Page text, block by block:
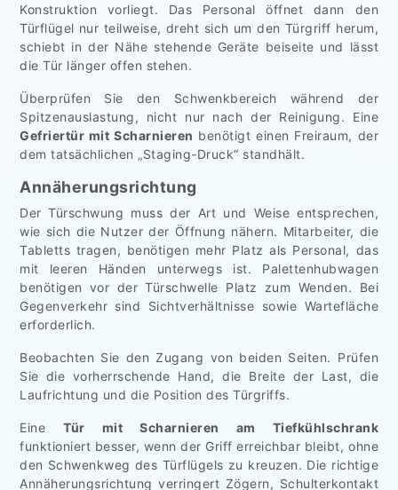
Konstruktion vorliegt. Das Personal öffnet dann den
Türflügel nur teilweise, dreht sich um den Türgriff herum,
schiebt in der Nähe stehende Geräte beiseite und lässt
die Tür länger offen stehen.
Überprüfen Sie den Schwenkbereich während der
Spitzenauslastung, nicht nur nach der Reinigung. Eine
Gefriertür mit Scharnieren benötigt einen Freiraum, der
dem tatsächlichen „Staging-Druck“ standhält.
Annäherungsrichtung
Der Türschwung muss der Art und Weise entsprechen,
wie sich die Nutzer der Öffnung nähern. Mitarbeiter, die
Tabletts tragen, benötigen mehr Platz als Personal, das
mit leeren Händen unterwegs ist. Palettenhubwagen
benötigen vor der Türschwelle Platz zum Wenden. Bei
Gegenverkehr sind Sichtverhältnisse sowie Wartefläche
erforderlich.
Beobachten Sie den Zugang von beiden Seiten. Prüfen
Sie die vorherrschende Hand, die Breite der Last, die
Laufrichtung und die Position des Türgriffs.
Eine Tür mit Scharnieren am Tiefkühlschrank
funktioniert besser, wenn der Griff erreichbar bleibt, ohne
den Schwenkweg des Türflügels zu kreuzen. Die richtige
Annäherungsrichtung verringert Zögern, Schulterkontakt